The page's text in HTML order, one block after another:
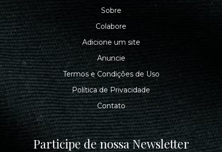
Sobre
Colabore
Adicione um site
Anuncie
Termos e Condições de Uso
Política de Privacidade
Contato
Participe de nossa Newsletter